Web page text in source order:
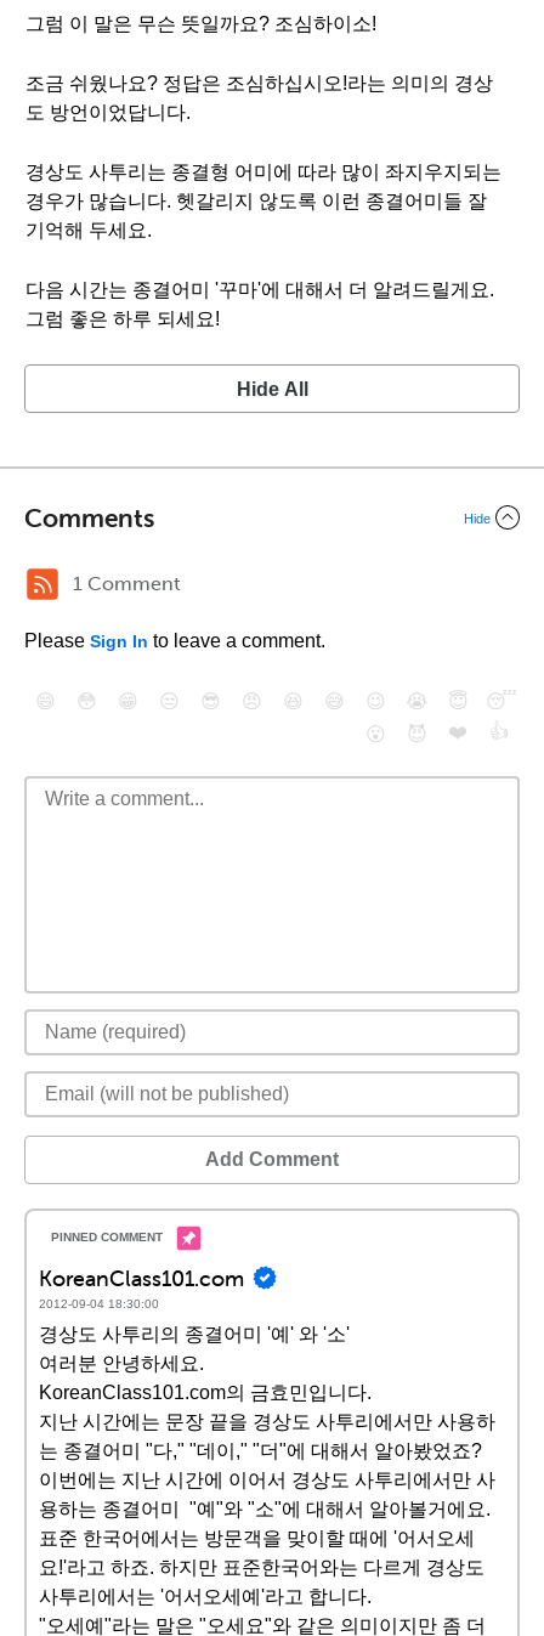
그럼 이 말은 무슨 뜻일까요? 조심하이소!
조금 쉬웠나요? 정답은 조심하십시오!라는 의미의 경상
도 방언이었답니다.
경상도 사투리는 종결형 어미에 따라 많이 좌지우지되는
경우가 많습니다. 헷갈리지 않도록 이런 종결어미들 잘
기억해 두세요.
다음 시간는 종결어미 '꾸마'에 대해서 더 알려드릴게요.
그럼 좋은 하루 되세요!
Hide All
Comments Hide
1 Comment
Please Sign In to leave a comment.
😄 😳 😁 😒 😎 😠 😆 😅 😉 😭 😇
😴
😮
😈 ❤️ 👍
Add Comment
KoreanClass101.com
2012-09-04 18:30:00
경상도 사투리의 종결어미 '예' 와 '소'
여러분 안녕하세요.
KoreanClass101.com의 금효민입니다.
지난 시간에는 문장 끝을 경상도 사투리에서만 사용하
는 종결어미 "다," "데이," "더"에 대해서 알아봤었죠?
이번에는 지난 시간에 이어서 경상도 사투리에서만 사
용하는 종결어미 "예"와 "소"에 대해서 알아볼거에요.
표준 한국어에서는 방문객을 맞이할 때에 '어서오세
요!'라고 하죠. 하지만 표준한국어와는 다르게 경상도
사투리에서는 '어서오세예'라고 합니다.
"오세예"라는 말은 "오세요"와 같은 의미이지만 좀 더